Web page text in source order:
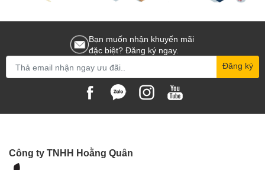
với mức giá phải chăng cùng chế độ
Bạn muốn nhận khuyến mãi
đặc biệt? Đăng ký ngay.
Đăng ký
Công ty TNHH Hoằng Quân